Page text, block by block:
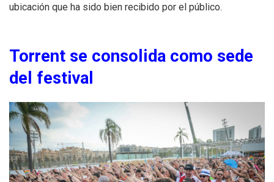
ubicación que ha sido bien recibido por el público.
Torrent se consolida como sede
del festival